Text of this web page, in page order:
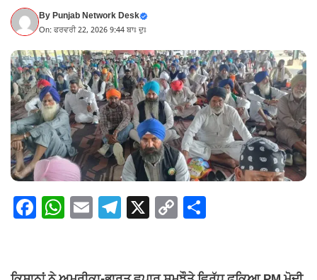
ByPunjab Network Desk
On: ਫਰਵਰੀ 22, 2026 9:44 ਬਾਃ ਦੁਃ
F W E T X C